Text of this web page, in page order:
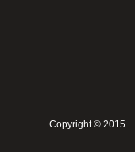
Copyright © 2015